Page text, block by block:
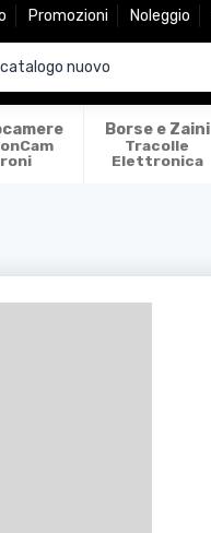
Promozioni Noleggio
Borse e Zaini
Tracolle
Elettronica